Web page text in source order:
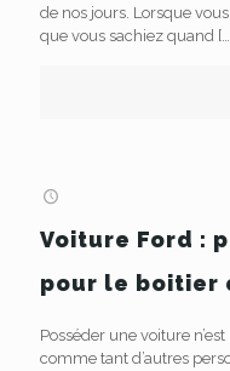
de nos jours. Lorsque
que vous sachiez quand […]
Voiture Ford :
pour le boitier
Posséder une voiture
comme tant d’autres